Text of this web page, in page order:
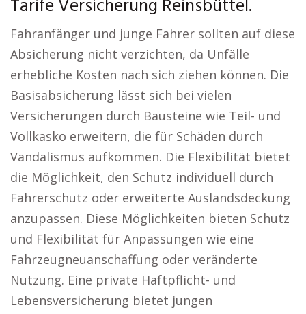
Tarife Versicherung Reinsbüttel.
Fahranfänger und junge Fahrer sollten auf diese
Absicherung nicht verzichten, da Unfälle
erhebliche Kosten nach sich ziehen können. Die
Basisabsicherung lässt sich bei vielen
Versicherungen durch Bausteine wie Teil- und
Vollkasko erweitern, die für Schäden durch
Vandalismus aufkommen. Die Flexibilität bietet
die Möglichkeit, den Schutz individuell durch
Fahrerschutz oder erweiterte Auslandsdeckung
anzupassen. Diese Möglichkeiten bieten Schutz
und Flexibilität für Anpassungen wie eine
Fahrzeugneuanschaffung oder veränderte
Nutzung. Eine private Haftpflicht- und
Lebensversicherung bietet jungen